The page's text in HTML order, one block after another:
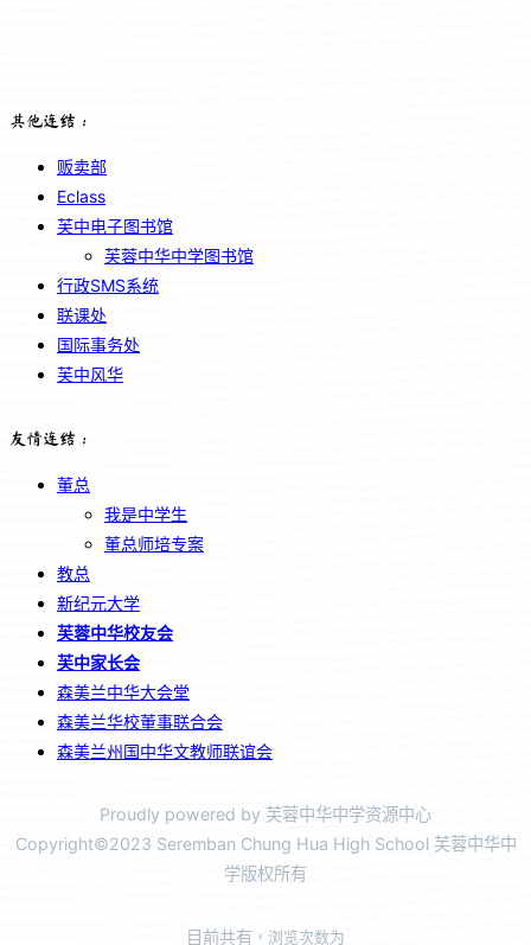
其他连结：
贩卖部
Eclass
芙中电子图书馆
芙蓉中华中学图书馆
行政SMS系统
联课处
国际事务处
芙中风华
友情连结：
董总
我是中学生
董总师培专案
教总
新纪元大学
芙蓉中华校友会
芙中家长会
森美兰中华大会堂
森美兰华校董事联合会
森美兰州国中华文教师联谊会
Proudly powered by 芙蓉中华中学资源中心
Copyright©2023 Seremban Chung Hua High School 芙蓉中华中
学版权所有
目前共有 ，浏览次数为